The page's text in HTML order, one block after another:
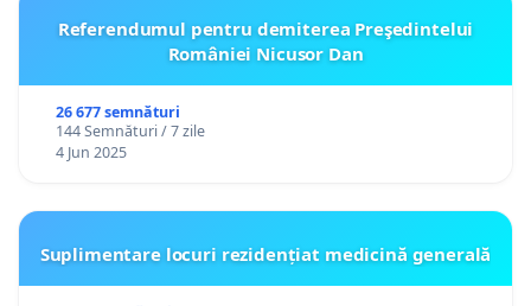
Referendumul pentru demiterea Preşedintelui
României Nicusor Dan
26 677 semnături
144 Semnături / 7 zile
4 Jun 2025
Suplimentare locuri rezidențiat medicină generală